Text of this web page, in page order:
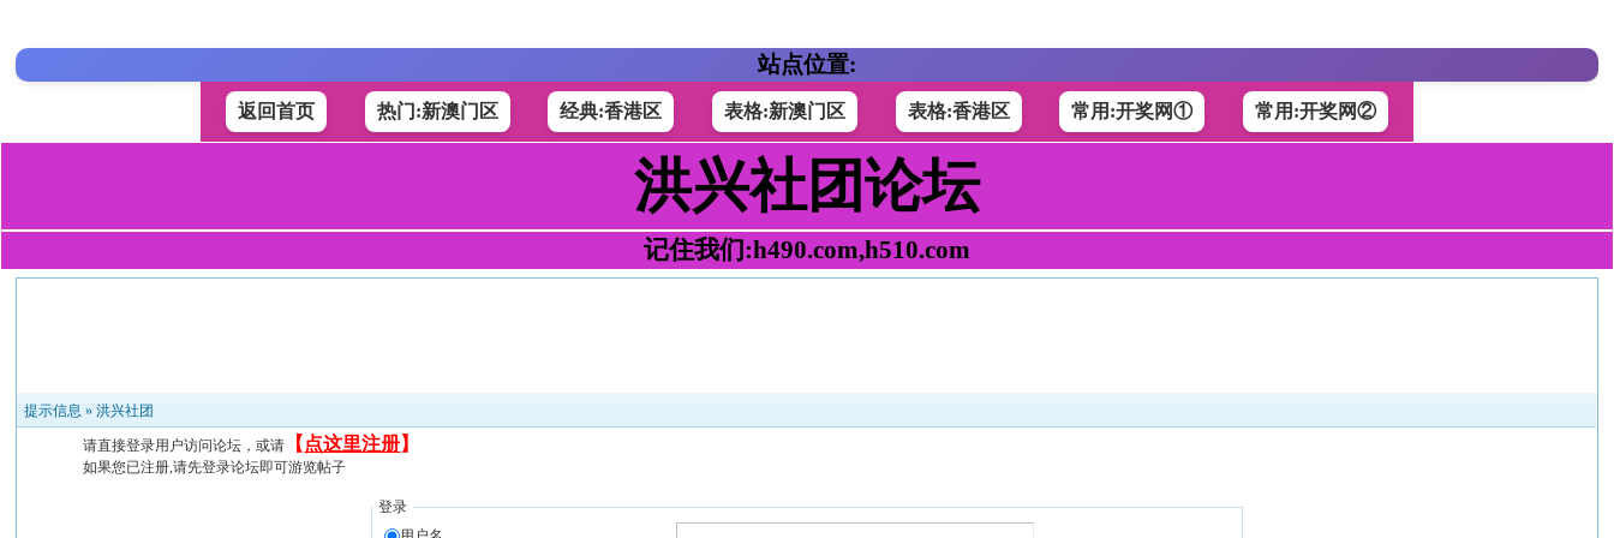
站点位置:
返回首页 热门:新澳门区 经典:香港区 表格:新澳门区 表格:香港区 常用:开奖网① 常用:开奖网②
洪兴社团论坛
记住我们:h490.com,h510.com
提示信息 »洪兴社团
请直接登录用户访问论坛，或请 【 点这里注册】
如果您已注册,请先登录论坛即可游览帖子
登录